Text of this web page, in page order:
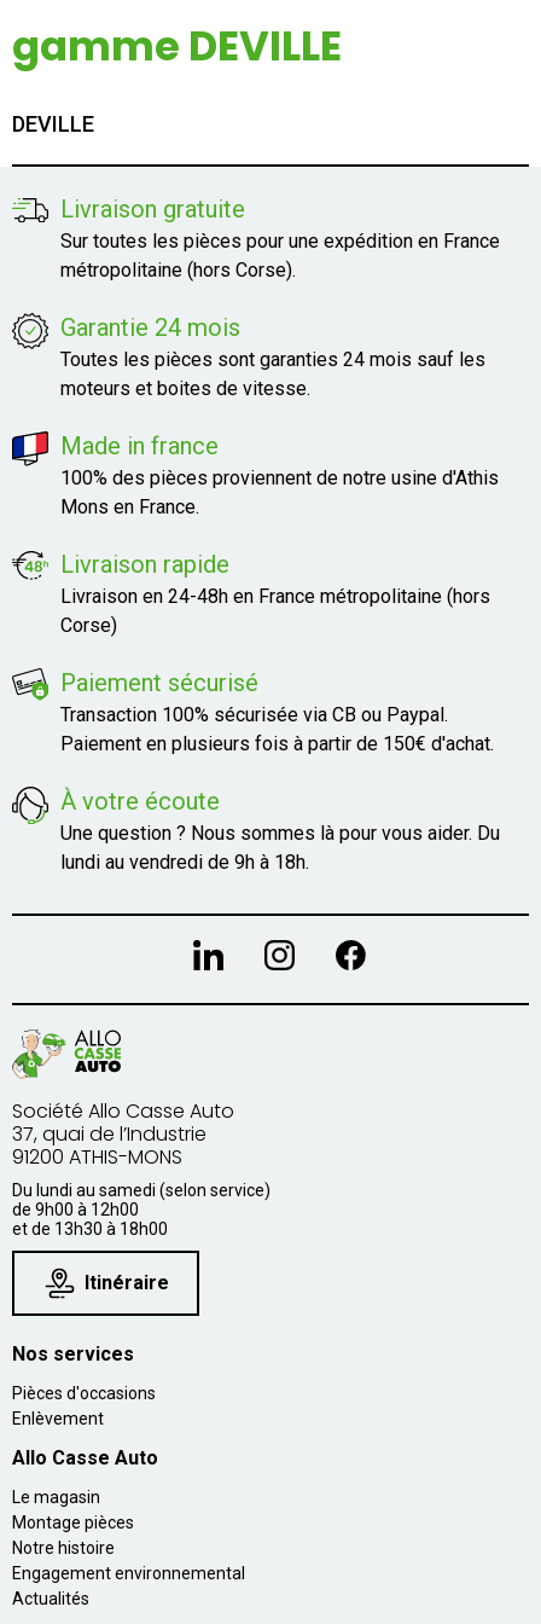
gamme DEVILLE
DEVILLE
Livraison gratuite
Sur toutes les pièces pour une expédition en France
métropolitaine (hors Corse).
Garantie 24 mois
Toutes les pièces sont garanties 24 mois sauf les
moteurs et boites de vitesse.
Made in france
100% des pièces proviennent de notre usine d'Athis
Mons en France.
Livraison rapide
Livraison en 24-48h en France métropolitaine (hors
Corse)
Paiement sécurisé
Transaction 100% sécurisée via CB ou Paypal.
Paiement en plusieurs fois à partir de 150€ d'achat.
À votre écoute
Une question ? Nous sommes là pour vous aider. Du
lundi au vendredi de 9h à 18h.
Société Allo Casse Auto
37, quai de l’Industrie
91200 ATHIS-MONS
Du lundi au samedi (selon service)
de 9h00 à 12h00
et de 13h30 à 18h00
Itinéraire
Nos services
Pièces d'occasions
Enlèvement
Allo Casse Auto
Le magasin
Montage pièces
Notre histoire
Engagement environnemental
Actualités